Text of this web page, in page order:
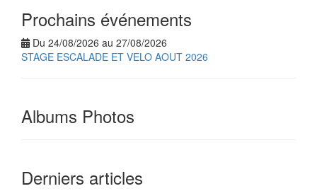
Prochains événements
Du 24/08/2026 au 27/08/2026
STAGE ESCALADE ET VELO AOUT 2026
Albums Photos
Derniers articles